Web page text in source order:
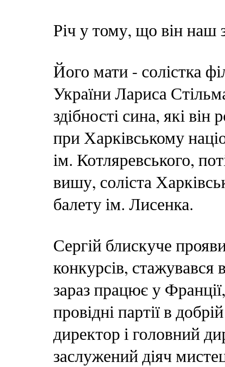
Річ у тому, що він наш
Його мати - солістка
України Лариса
здібності сина, які він
при Харківському
ім. Котляревського,
вишу, соліста
балету ім. Лисенка.
Сергій блискуче
конкурсів,
зараз працює у
провідні партії в
директор і головний
заслужений діяч